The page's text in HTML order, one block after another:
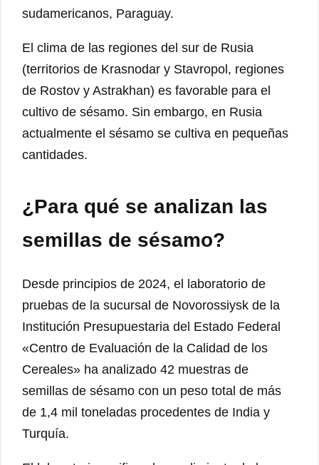
sudamericanos, Paraguay.
El clima de las regiones del sur de Rusia
(territorios de Krasnodar y Stavropol, regiones
de Rostov y Astrakhan) es favorable para el
cultivo de sésamo. Sin embargo, en Rusia
actualmente el sésamo se cultiva en pequeñas
cantidades.
¿Para qué se analizan las
semillas de sésamo?
Desde principios de 2024, el laboratorio de
pruebas de la sucursal de Novorossiysk de la
Institución Presupuestaria del Estado Federal
«Centro de Evaluación de la Calidad de los
Cereales» ha analizado 42 muestras de
semillas de sésamo con un peso total de más
de 1,4 mil toneladas procedentes de India y
Turquía.